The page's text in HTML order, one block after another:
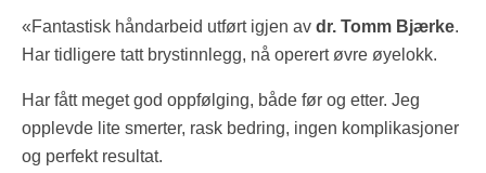
«Fantastisk håndarbeid utført igjen av dr. Tomm Bjærke.
Har tidligere tatt brystinnlegg, nå operert øvre øyelokk.
Har fått meget god oppfølging, både før og etter. Jeg
opplevde lite smerter, rask bedring, ingen komplikasjoner
og perfekt resultat.